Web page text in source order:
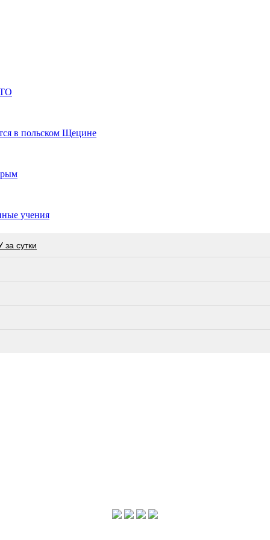
в польском Щецине
учения
сутки